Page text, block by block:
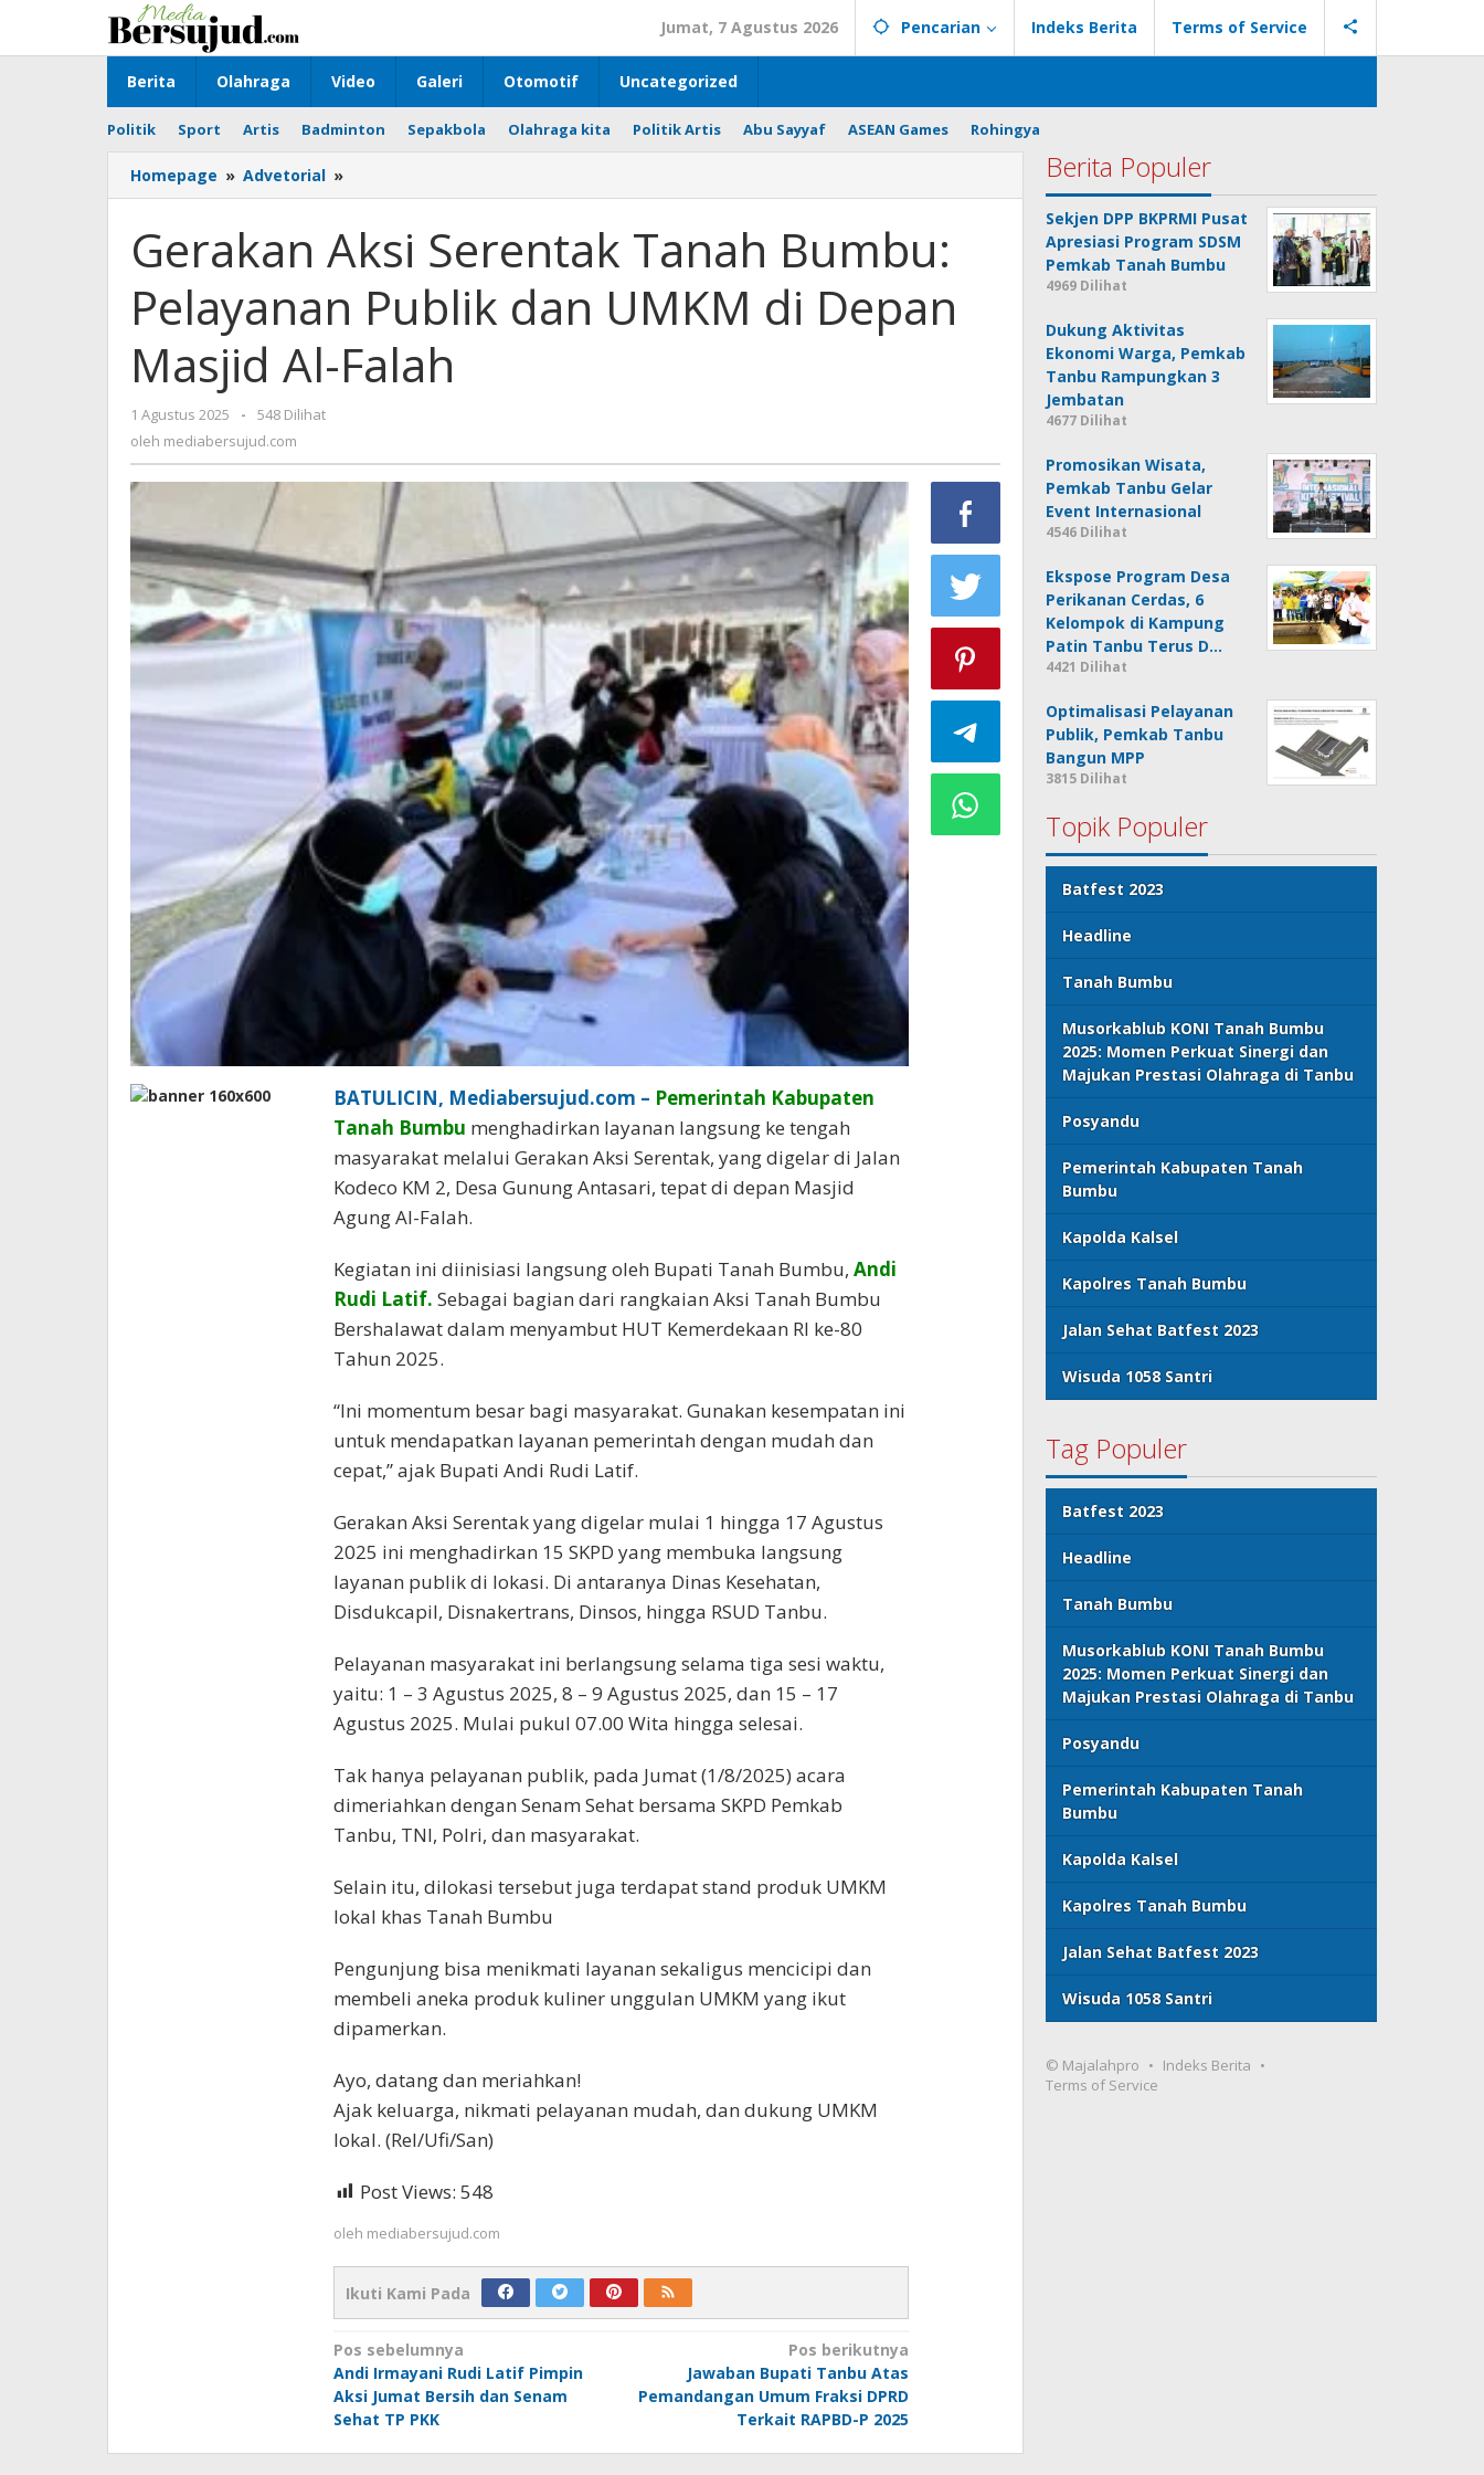
konten
Jumat, 7 Agustus 2026 Pencarian Indeks Berita Terms of Service
Berita Olahraga Video Galeri Otomotif Uncategorized
Politik Sport Artis Badminton Sepakbola Olahraga kita Politik Artis Abu Sayyaf ASEAN Games Rohingya
Homepage » Advetorial »
Aksi
Tanah
Bumbu:
Pelayanan
Publik
UMKM
di
Falah
Gerakan Aksi Serentak Tanah Bumbu:
Pelayanan Publik dan UMKM di Depan
Masjid Al-Falah
1 Agustus 2025
oleh
mediabersujud.com
-
548 Dilihat
oleh mediabersujud.com
BATULICIN, Mediabersujud.com – Pemerintah Kabupaten
Tanah Bumbu menghadirkan layanan langsung ke tengah
masyarakat melalui Gerakan Aksi Serentak, yang digelar di Jalan
Kodeco KM 2, Desa Gunung Antasari, tepat di depan Masjid
Agung Al-Falah.
Kegiatan ini diinisiasi langsung oleh Bupati Tanah Bumbu, Andi
Rudi Latif. Sebagai bagian dari rangkaian Aksi Tanah Bumbu
Bershalawat dalam menyambut HUT Kemerdekaan RI ke-80
Tahun 2025.
“Ini momentum besar bagi masyarakat. Gunakan kesempatan ini
untuk mendapatkan layanan pemerintah dengan mudah dan
cepat,” ajak Bupati Andi Rudi Latif.
Gerakan Aksi Serentak yang digelar mulai 1 hingga 17 Agustus
2025 ini menghadirkan 15 SKPD yang membuka langsung
layanan publik di lokasi. Di antaranya Dinas Kesehatan,
Disdukcapil, Disnakertrans, Dinsos, hingga RSUD Tanbu.
Pelayanan masyarakat ini berlangsung selama tiga sesi waktu,
yaitu: 1 – 3 Agustus 2025, 8 – 9 Agustus 2025, dan 15 – 17
Agustus 2025. Mulai pukul 07.00 Wita hingga selesai.
Tak hanya pelayanan publik, pada Jumat (1/8/2025) acara
dimeriahkan dengan Senam Sehat bersama SKPD Pemkab
Tanbu, TNI, Polri, dan masyarakat.
Selain itu, dilokasi tersebut juga terdapat stand produk UMKM
lokal khas Tanah Bumbu
Pengunjung bisa menikmati layanan sekaligus mencicipi dan
membeli aneka produk kuliner unggulan UMKM yang ikut
dipamerkan.
Ayo, datang dan meriahkan!
Ajak keluarga, nikmati pelayanan mudah, dan dukung UMKM
lokal. (Rel/Ufi/San)
Post Views: 548
oleh mediabersujud.com
Ikuti Kami Pada
Navigasi
pos
Pos sebelumnya
Andi Irmayani Rudi Latif Pimpin
Aksi Jumat Bersih dan Senam
Sehat TP PKK
Pos berikutnya
Jawaban Bupati Tanbu Atas
Pemandangan Umum Fraksi DPRD
Terkait RAPBD-P 2025
Berita Populer
Sekjen DPP BKPRMI Pusat
Apresiasi Program SDSM
Pemkab Tanah Bumbu
4969 Dilihat
Dukung Aktivitas
Ekonomi Warga, Pemkab
Tanbu Rampungkan 3
Jembatan
4677 Dilihat
Promosikan Wisata,
Pemkab Tanbu Gelar
Event Internasional
4546 Dilihat
Ekspose Program Desa
Perikanan Cerdas, 6
Kelompok di Kampung
Patin Tanbu Terus D…
4421 Dilihat
Optimalisasi Pelayanan
Publik, Pemkab Tanbu
Bangun MPP
3815 Dilihat
Topik Populer
Batfest 2023
Headline
Tanah Bumbu
Musorkablub KONI Tanah Bumbu
2025: Momen Perkuat Sinergi dan
Majukan Prestasi Olahraga di Tanbu
Posyandu
Pemerintah Kabupaten Tanah
Bumbu
Kapolda Kalsel
Kapolres Tanah Bumbu
Jalan Sehat Batfest 2023
Wisuda 1058 Santri
Tag Populer
Batfest 2023
Headline
Tanah Bumbu
Musorkablub KONI Tanah Bumbu
2025: Momen Perkuat Sinergi dan
Majukan Prestasi Olahraga di Tanbu
Posyandu
Pemerintah Kabupaten Tanah
Bumbu
Kapolda Kalsel
Kapolres Tanah Bumbu
Jalan Sehat Batfest 2023
Wisuda 1058 Santri
© Majalahpro
Indeks Berita
Terms of Service